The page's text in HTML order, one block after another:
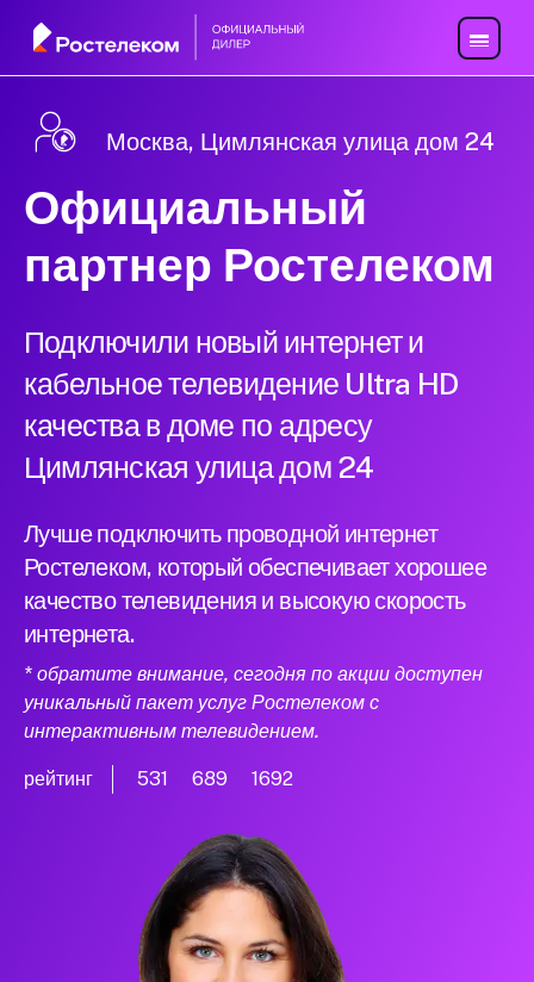
Москва, Цимлянская улица дом 24
Официальный
партнер Ростелеком
Подключили новый интернет и
кабельное телевидение Ultra HD
качества в доме по адресу
Цимлянская улица дом 24
Лучше подключить проводной интернет
Ростелеком, который обеспечивает хорошее
качество телевидения и высокую скорость
интернета.
* обратите внимание, сегодня по акции доступен
уникальный пакет услуг Ростелеком с
интерактивным телевидением.
рейтинг 531 689 1692